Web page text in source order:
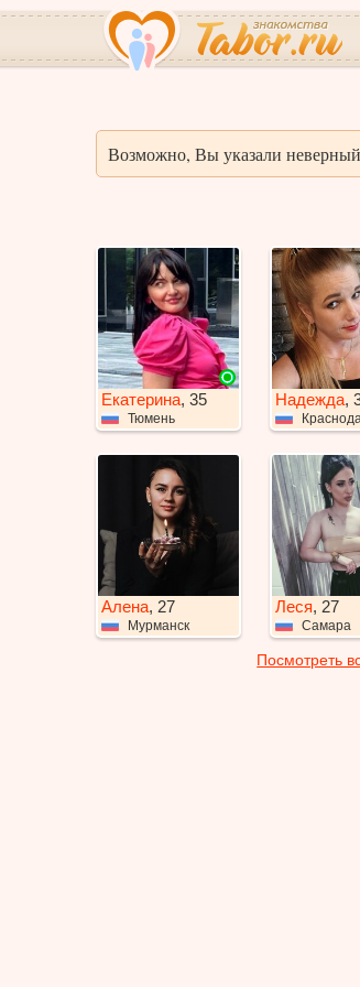
Возможно, Вы указали неверный
Екатерина, 35
Тюмень
Надежда,
Алена, 27
Мурманск
Леся, 27
Самара
Посмотреть